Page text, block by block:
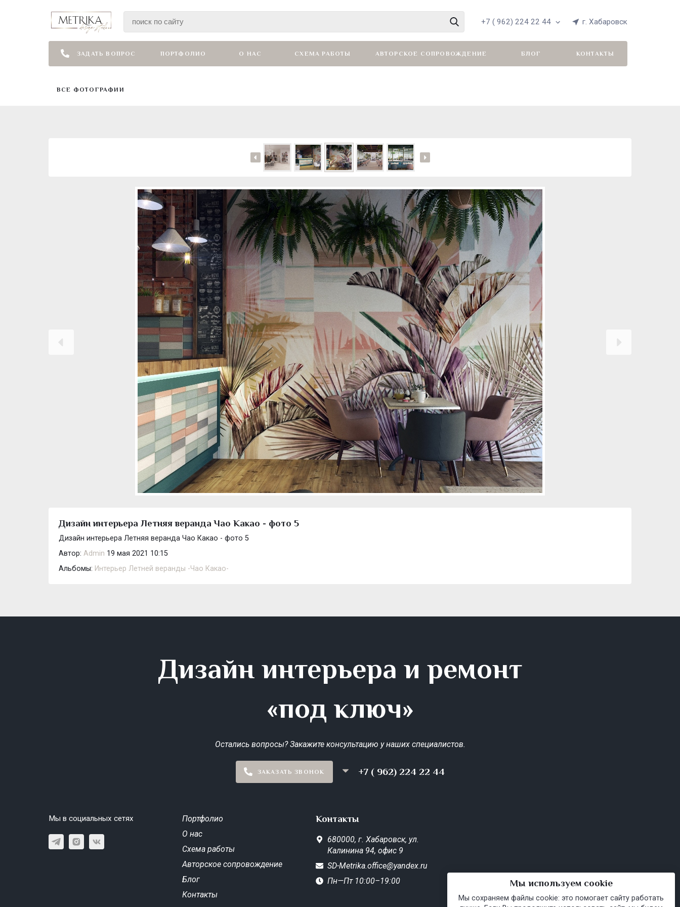
+7 ( 962) 224 22 44 г. Хабаровск
ЗАДАТЬ ВОПРОС ПОРТФОЛИО О НАС СХЕМА РАБОТЫ АВТОРСКОЕ СОПРОВОЖДЕНИЕ БЛОГ КОНТАКТЫ
ВСЕ ФОТОГРАФИИ
Дизайн интерьера Летняя веранда Чао Какао - фото 5
Дизайн интерьера Летняя веранда Чао Какао - фото 5
Автор: Admin 19 мая 2021 10:15
Альбомы: Интерьер Летней веранды -Чао Какао-
Дизайн интерьера и ремонт
«под ключ»
Остались вопросы? Закажите консультацию у наших специалистов.
ЗАКАЗАТЬ ЗВОНОК +7 ( 962) 224 22 44
Мы в социальных сетях
Портфолио
О нас
Схема работы
Авторское сопровождение
Блог
Контакты
Контакты
680000, г. Хабаровск, ул.
Калинина 94, офис 9
SD-Metrika.office@yandex.ru
Пн—Пт 10:00–19:00
Мы используем cookie
Мы сохраняем файлы cookie: это помогает сайту работать